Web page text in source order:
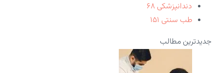
دندانپزشکی ۶۸
طب سنتی ۱۵۱
جدیدترین مطالب